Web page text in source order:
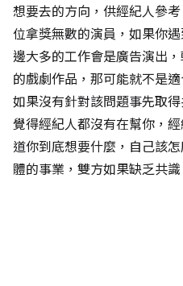
想要去的方向，供經紀人參
位拿獎無數的演員，如果你
邊大多的工作會是廣告演出
的戲劇作品，那可能就不是適
如果沒有針對該問題事先取
覺得經紀人都沒有在幫你，
道你到底想要什麼，自己該
體的事業，雙方如果缺乏共